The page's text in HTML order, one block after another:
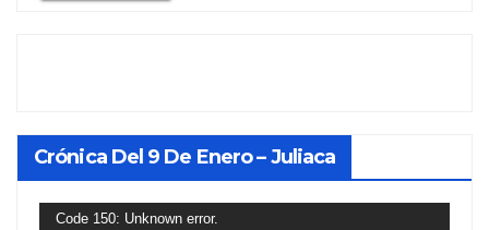
Crónica Del 9 De Enero – Juliaca
Reproductor
Code 150: Unknown error.